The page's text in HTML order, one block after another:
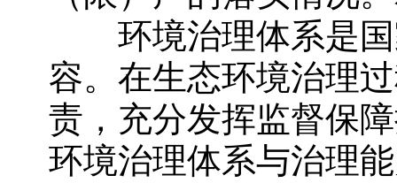
环境治理体系是国
容。在生态环境治理
责，充分发挥监督保
环境治理体系与治理